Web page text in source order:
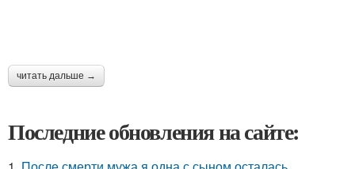
читать дальше →
Последние обновления на сайте: